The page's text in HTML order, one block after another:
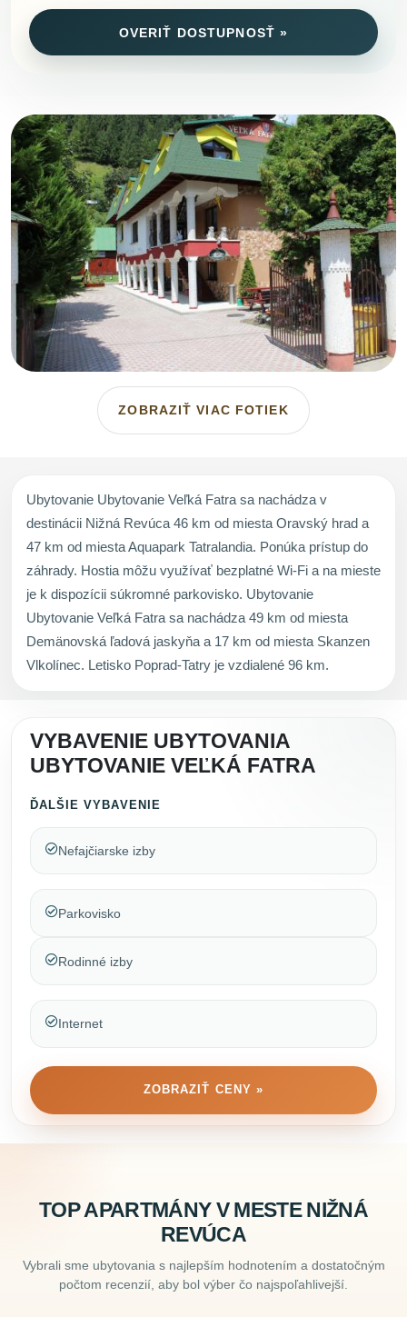
OVERIŤ DOSTUPNOSŤ »
ZOBRAZIŤ VIAC FOTIEK
Ubytovanie Ubytovanie Veľká Fatra sa nachádza v
destinácii Nižná Revúca 46 km od miesta Oravský hrad a
47 km od miesta Aquapark Tatralandia. Ponúka prístup do
záhrady. Hostia môžu využívať bezplatné Wi-Fi a na mieste
je k dispozícii súkromné parkovisko. Ubytovanie
Ubytovanie Veľká Fatra sa nachádza 49 km od miesta
Demänovská ľadová jaskyňa a 17 km od miesta Skanzen
Vlkolínec. Letisko Poprad-Tatry je vzdialené 96 km.
VYBAVENIE UBYTOVANIA
UBYTOVANIE VEĽKÁ FATRA
ĎALŠIE VYBAVENIE
Nefajčiarske izby
Parkovisko
Rodinné izby
Internet
ZOBRAZIŤ CENY »
TOP APARTMÁNY V MESTE NIŽNÁ
REVÚCA
Vybrali sme ubytovania s najlepším hodnotením a dostatočným
počtom recenzií, aby bol výber čo najspoľahlivejší.